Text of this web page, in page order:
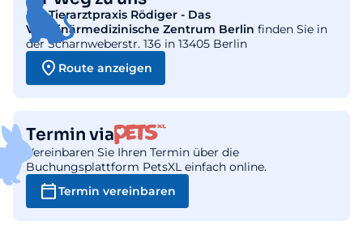
DieTierarztpraxis Rödiger - Das
Veterinärmedizinische Zentrum Berlin finden Sie in
der Scharnweberstr. 136 in 13405 Berlin
Route anzeigen
Termin via
Vereinbaren Sie Ihren Termin über die
Buchungsplattform PetsXL einfach online.
Termin vereinbaren